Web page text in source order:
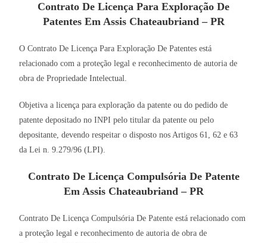
Contrato De Licença Para Exploração De
Patentes Em Assis Chateaubriand – PR
O Contrato De Licença Para Exploração De Patentes está
relacionado com a proteção legal e reconhecimento de autoria de
obra de Propriedade Intelectual.
Objetiva a licença para exploração da patente ou do pedido de
patente depositado no INPI pelo titular da patente ou pelo
depositante, devendo respeitar o disposto nos Artigos 61, 62 e 63
da Lei n. 9.279/96 (LPI).
Contrato De Licença Compulsória De Patente
Em Assis Chateaubriand – PR
Contrato De Licença Compulsória De Patente está relacionado com
a proteção legal e reconhecimento de autoria de obra de